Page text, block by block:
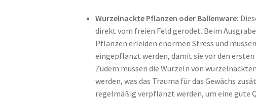
Wurzelnackte Pflanzen oder Ballenware:
direkt vom freien Feld gerodet. Beim
Pflanzen erleiden enormen Stress und
eingepflanzt werden, damit sie vor den
Zudem müssen die Wurzeln von
werden, was das Trauma für das Gewächs
regelmäßig verpflanzt werden, um eine gute